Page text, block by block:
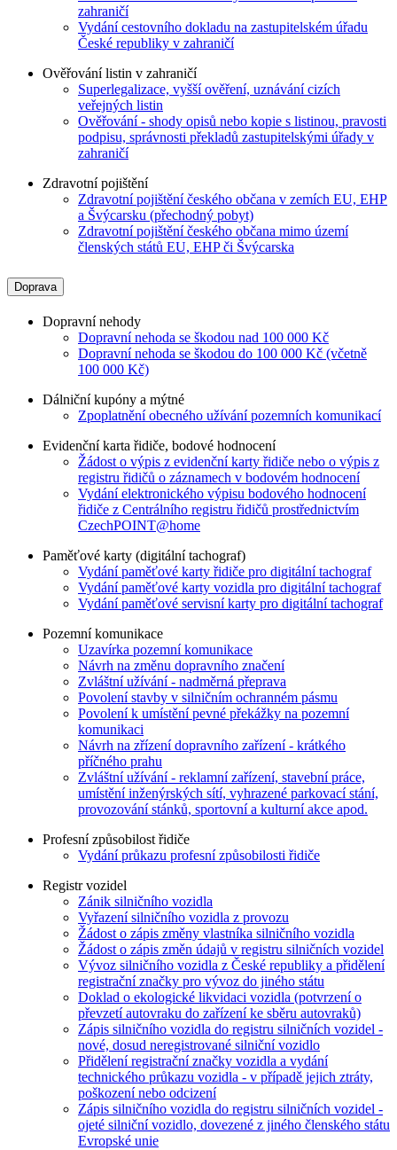
zahraničí
Vydání cestovního dokladu na zastupitelském úřadu
České republiky v zahraničí
Ověřování listin v zahraničí
Superlegalizace, vyšší ověření, uznávání cizích
veřejných listin
Ověřování - shody opisů nebo kopie s listinou, pravosti
podpisu, správnosti překladů zastupitelskými úřady v
zahraničí
Zdravotní pojištění
Zdravotní pojištění českého občana v zemích EU, EHP
a Švýcarsku (přechodný pobyt)
Zdravotní pojištění českého občana mimo území
členských států EU, EHP či Švýcarska
Doprava
Dopravní nehody
Dopravní nehoda se škodou nad 100 000 Kč
Dopravní nehoda se škodou do 100 000 Kč (včetně
100 000 Kč)
Dálniční kupóny a mýtné
Zpoplatnění obecného užívání pozemních komunikací
Evidenční karta řidiče, bodové hodnocení
Žádost o výpis z evidenční karty řidiče nebo o výpis z
registru řidičů o záznamech v bodovém hodnocení
Vydání elektronického výpisu bodového hodnocení
řidiče z Centrálního registru řidičů prostřednictvím
CzechPOINT@home
Paměťové karty (digitální tachograf)
Vydání paměťové karty řidiče pro digitální tachograf
Vydání paměťové karty vozidla pro digitální tachograf
Vydání paměťové servisní karty pro digitální tachograf
Pozemní komunikace
Uzavírka pozemní komunikace
Návrh na změnu dopravního značení
Zvláštní užívání - nadměrná přeprava
Povolení stavby v silničním ochranném pásmu
Povolení k umístění pevné překážky na pozemní
komunikaci
Návrh na zřízení dopravního zařízení - krátkého
příčného prahu
Zvláštní užívání - reklamní zařízení, stavební práce,
umístění inženýrských sítí, vyhrazené parkovací stání,
provozování stánků, sportovní a kulturní akce apod.
Profesní způsobilost řidiče
Vydání průkazu profesní způsobilosti řidiče
Registr vozidel
Zánik silničního vozidla
Vyřazení silničního vozidla z provozu
Žádost o zápis změny vlastníka silničního vozidla
Žádost o zápis změn údajů v registru silničních vozidel
Vývoz silničního vozidla z České republiky a přidělení
registrační značky pro vývoz do jiného státu
Doklad o ekologické likvidaci vozidla (potvrzení o
převzetí autovraku do zařízení ke sběru autovraků)
Zápis silničního vozidla do registru silničních vozidel -
nové, dosud neregistrované silniční vozidlo
Přidělení registrační značky vozidla a vydání
technického průkazu vozidla - v případě jejich ztráty,
poškození nebo odcizení
Zápis silničního vozidla do registru silničních vozidel -
ojeté silniční vozidlo, dovezené z jiného členského státu
Evropské unie